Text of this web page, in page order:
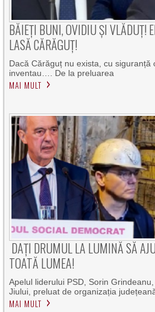
BĂIEȚI BUNI, OVIDIU ȘI VLĂDUȚ!
LASĂ CĂRĂGUȚ!
Dacă Cărăguț nu exista, cu
inventau…. De la preluarea
MAI MULT
DAȚI DRUMUL LA LUMINĂ SĂ
TOATĂ LUMEA!
Apelul liderului PSD, Sorin
Jiului, preluat de organizația
MAI MULT